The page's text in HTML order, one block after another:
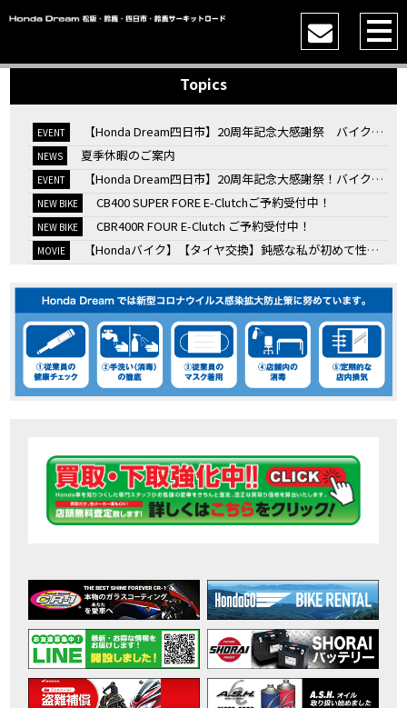
Topics
EVENT 【Honda Dream四日市】20周年記念大感謝祭 バイク女子トークショー
NEWS 夏季休暇のご案内
EVENT 【Honda Dream四日市】20周年記念大感謝祭！バイク女子トークショー
NEW BIKE CB400 SUPER FORE E-Clutchご予約受付中！
NEW BIKE CBR400R FOUR E-Clutch ご予約受付中！
MOVIE 【Hondaバイク】【タイヤ交換】鈍感な私が初めて性能を実感した【三重県】【Honda DREAM】
EVENT KOOD クロモリアクスルシャフトお客様のバイクで体感試走
MOVIE 【三重→香川】このバイク、なんだと思いますか？【ホンダ バイク】【Honda DREAM】【三重県】
EVENT “コカ・コーラ”鈴鹿８時間耐久ロードレース 第47回大会「TSR応援席プレミアムチケット販売開始！」
MOVIE 【ホンダ バイク】バイクを長持ちさせる洗車を教えてもらった【プロの裏ワザ】
MOVIE 【ホンダ バイク】CRF1100L Africa Twinは女性ライダーでも快適か？四国ツーリング【X-ADVオーナー目線】
MOVIE 【ホンダ バイク】 ホンダドリーム鈴鹿の未公開シーン【モトベはつこ】
MOVIE 最新のアフリカツインどう？妹とHondaDreamのバイク全部見た結果｜Honda SuperCub
MOVIE 【ホンダ バイク】「ボカロ文化」を知ろう ナビゲーションをスキップ 検索 作成 6 アバターの画像 三重県を巡る女性ライダーの4日間！ポケふた全制覇ツーリング Honda CB1000F
CAMPAIGN 免許取得サポートキャンペーン実施中！
EVENT ［三重県下最大級のバイクイベント］2026MIE BIKE FES開催
MOVIE 【ホンダ バイク】【バイク女子】怖くて乗れなかったあの憧れバイク、ついに乗ります！
MOVIE 【ホンダ バイク】バイクが動かなくなった…原因不明で入院します
CAMPAIGN Rebel 250 E-Clutch シリーズ 洋用品購入サポートキャンペーン
MOVIE 【ホンダ バイク】CB1000F 4台で三重県ツーリング！梅本まどかさん、MIISAさんと一日笑った【ポケふた】Honda